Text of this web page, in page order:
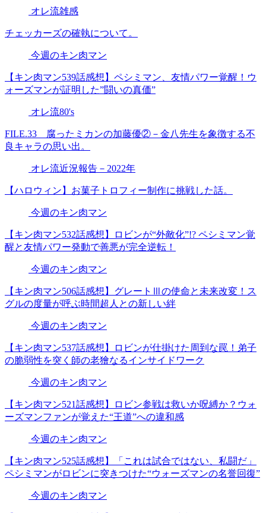
オレ流雑感
チェッカーズの確執について。
今週のキン肉マン
【キン肉マン539話感想】ペシミマン、友情パワー覚醒！ウ
ォーズマンが証明した”闘いの真価”
オレ流80's
FILE.33 腐ったミカンの加藤優②－金八先生を象徴する不
良キャラの思い出。
オレ流近況報告－2022年
【ハロウィン】お菓子トロフィー制作に挑戦した話。
今週のキン肉マン
【キン肉マン532話感想】ロビンが“外敵化”!? ペシミマン覚
醒と友情パワー発動で善悪が完全逆転！
今週のキン肉マン
【キン肉マン506話感想】グレートⅢの使命と未来改変！ス
グルの度量が呼ぶ時間超人との新しい絆
今週のキン肉マン
【キン肉マン537話感想】ロビンが仕掛けた周到な罠！弟子
の脆弱性を突く師の老獪なるインサイドワーク
今週のキン肉マン
【キン肉マン521話感想】ロビン参戦は救いか呪縛か？ウォ
ーズマンファンが覚えた“王道”への違和感
今週のキン肉マン
【キン肉マン525話感想】「これは試合ではない、私闘だ」
ペシミマンがロビンに突きつけた“ウォーズマンの名誉回復”
今週のキン肉マン